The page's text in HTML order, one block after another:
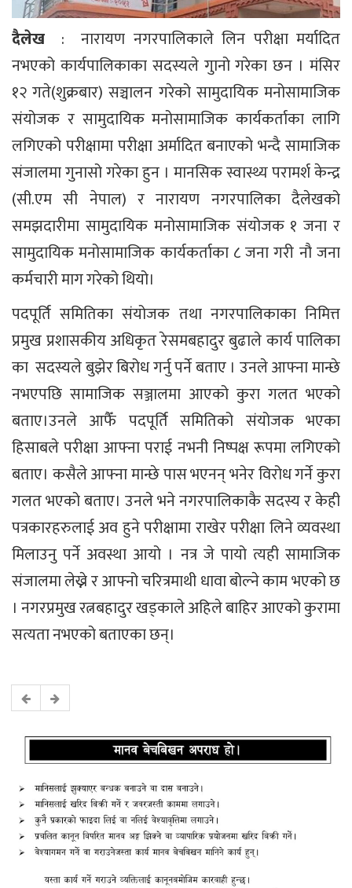
दैलेख : नारायण नगरपालिकाले लिन परीक्षा मर्यादित
नभएको कार्यपालिकाका सदस्यले गुानो गरेका छन । मंसिर
१२ गते(शुक्रबार) सञ्चालन गरेको सामुदायिक मनोसामाजिक
संयोजक र सामुदायिक मनोसामाजिक कार्यकर्ताका लागि
लगिएको परीक्षामा परीक्षा अर्मादित बनाएको भन्दै सामाजिक
संजालमा गुनासो गरेका हुन । मानसिक स्वास्थ्य परामर्श केन्द्र
(सी.एम सी नेपाल) र नारायण नगरपालिका दैलेखको
समझदारीमा सामुदायिक मनोसामाजिक संयोजक १ जना र
सामुदायिक मनोसामाजिक कार्यकर्ताका ८ जना गरी नौ जना
कर्मचारी माग गरेको थियो।
पदपूर्ति समितिका संयोजक तथा नगरपालिकाका निमित्त
प्रमुख प्रशासकीय अधिकृत रेसमबहादुर बुढाले कार्य पालिका
का सदस्यले बुझेर बिरोध गर्नु पर्ने बताए । उनले आफ्ना मान्छे
नभएपछि सामाजिक सञ्जालमा आएको कुरा गलत भएको
बताए।उनले आफैँ पदपूर्ति समितिको संयोजक भएका
हिसाबले परीक्षा आफ्ना पराई नभनी निष्पक्ष रूपमा लगिएको
बताए। कसैले आफ्ना मान्छे पास भएनन् भनेर विरोध गर्ने कुरा
गलत भएको बताए। उनले भने नगरपालिकाकै सदस्य र केही
पत्रकारहरुलाई अव हुने परीक्षामा राखेर परीक्षा लिने व्यवस्था
मिलाउनु पर्ने अवस्था आयो । नत्र जे पायो त्यही सामाजिक
संजालमा लेख्ने र आफ्नो चरित्रमाथी धावा बोल्ने काम भएको छ
। नगरप्रमुख रत्नबहादुर खड्काले अहिले बाहिर आएको कुरामा
सत्यता नभएको बताएका छन्।